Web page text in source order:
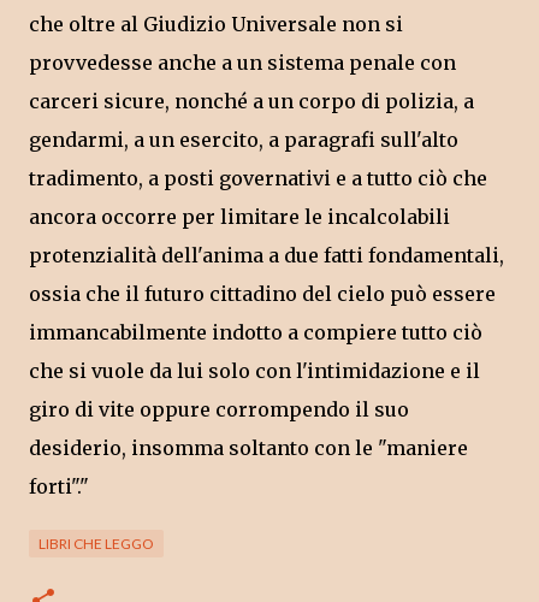
che oltre al Giudizio Universale non si
provvedesse anche a un sistema penale con
carceri sicure, nonché a un corpo di polizia, a
gendarmi, a un esercito, a paragrafi sull'alto
tradimento, a posti governativi e a tutto ciò che
ancora occorre per limitare le incalcolabili
protenzialità dell'anima a due fatti fondamentali,
ossia che il futuro cittadino del cielo può essere
immancabilmente indotto a compiere tutto ciò
che si vuole da lui solo con l'intimidazione e il
giro di vite oppure corrompendo il suo
desiderio, insomma soltanto con le "maniere
forti"."
LIBRI CHE LEGGO